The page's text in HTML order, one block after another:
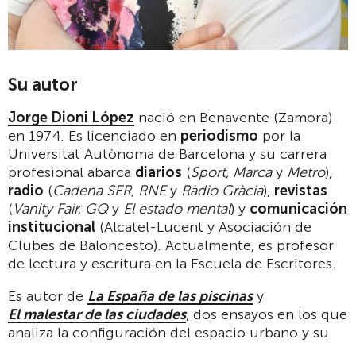
Su autor
Jorge Dioni López nació en Benavente (Zamora)
en 1974. Es licenciado en periodismo por la
Universitat Autònoma de Barcelona y su carrera
profesional abarca diarios (Sport, Marcay Metro),
radio (Cadena SER, RNEy Ràdio Gràcia), revistas
(Vanity Fair, GQy El estado mental) y comunicación
institucional (Alcatel-Lucent y Asociación de
Clubes de Baloncesto). Actualmente, es profesor
de lectura y escritura en la Escuela de Escritores.
Es autor de La España de las piscinasy
El malestar de las ciudades, dos ensayos en los que
analiza la configuración del espacio urbano y su